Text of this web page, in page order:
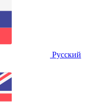
Русский